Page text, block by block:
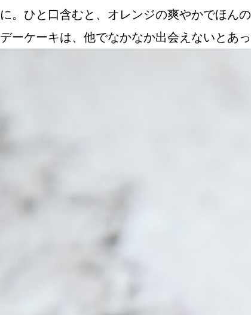
に。ひと口含むと、オレンジの爽やかでほん
デーケーキは、他でなかなか出会えないとあ